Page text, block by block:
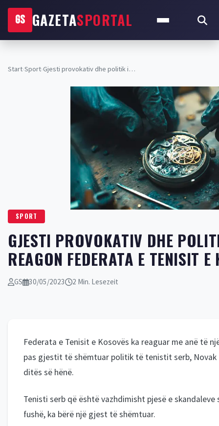
GS GAZETASPORTAL
Start›Sport›Gjesti provokativ dhe politik i…
SPORT
GJESTI PROVOKATIV DHE
REAGON FEDERATA E TENISIT E
GS 30/05/2023 2 Min. Lesezeit
Federata e Tenisit e Kosovës ka reaguar me anë të
pas gjestit të shëmtuar politik të tenistit serb, Novak
ditës së hënë.
Tenisti serb që është vazhdimisht pjesë e
fushë, ka bërë një gjest të shëmtuar.